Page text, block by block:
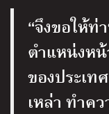
“จึงขอให้
ตำแหน่งห
ของประเ
เหล่า ทำค